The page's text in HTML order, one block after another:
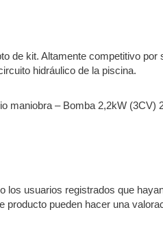
de kit. Altamente competitivo por
hidráulico de la piscina.
maniobra – Bomba 2,2kW (3CV)
los usuarios registrados que
producto pueden hacer una